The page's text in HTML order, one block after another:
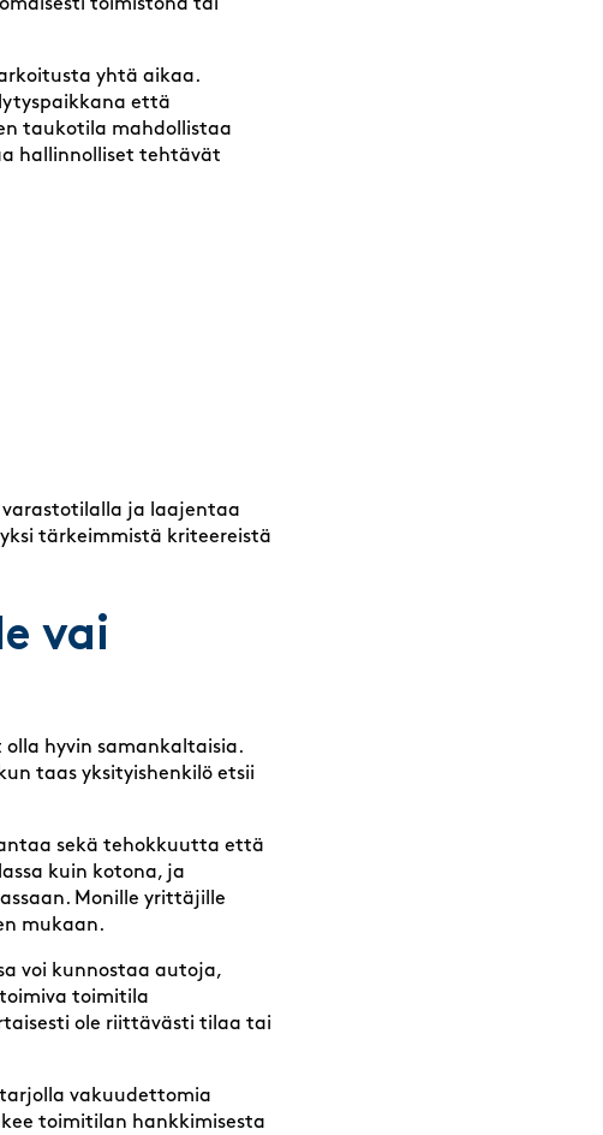
toimistona tai
yhtä aikaa.
että
taukotila mahdollistaa
hallinnolliset tehtävät
ja laajentaa
tärkeimmistä kriteereistä
vai
olla hyvin samankaltaisia.
taas yksityishenkilö etsii
sekä tehokkuutta että
kuin kotona, ja
Monille yrittäjille
mukaan.
voi kunnostaa autoja,
toimitila
ole riittävästi tilaa tai
vakuudettomia
toimitilan hankkimisesta